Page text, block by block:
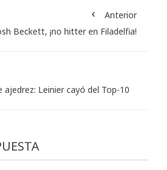
Anterior
Beckett, ¡no hitter en Filadelfia!
ajedrez: Leinier cayó del Top-10